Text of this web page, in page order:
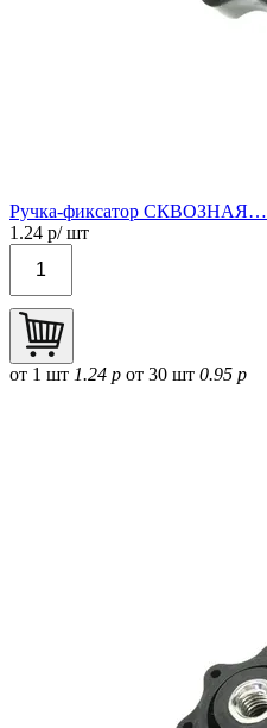
Ручка-фиксатор СКВОЗНАЯ…
1.24 р/ шт
от 1 шт 1.24 р от 30 шт 0.95 р